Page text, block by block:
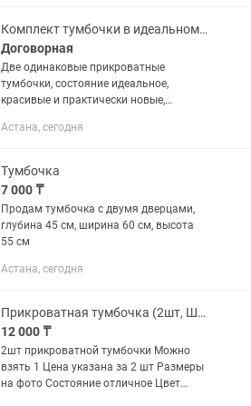
Комплект тумбочки в идеальном состоянии и рабочий стол (без одной ручки)
Договорная
Две одинаковые прикроватные
тумбочки, состояние идеальное,
красивые и практически новые,
состоянии, так же почти не
потерялась, легко...
Астана, сегодня
Тумбочка
7 000 ₸
Продам тумбочка с двумя дверцами,
глубина 45 см, ширина 60 см, высота
55 см
Астана, сегодня
Прикроватная тумбочка (2шт, ШГВ-50/52/57)
12 000 ₸
2шт прикроватной тумбочки Можно
взять 1 Цена указана за 2 шт Размеры
на фото Состояние отличное Цвет